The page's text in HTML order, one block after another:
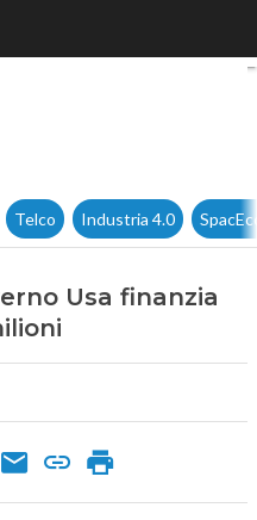
il governo
Telco Industria 4.0
Usa finanzia